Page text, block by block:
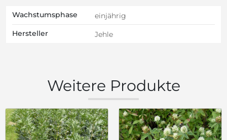
Wachstumsphase
einjährig
Hersteller
Jehle
Weitere Produkte